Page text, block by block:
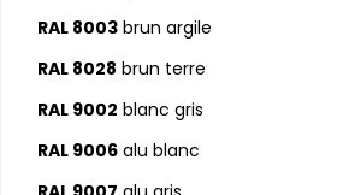
RAL 8003 brun argile
RAL 8028 brun terre
RAL 9002 blanc gris
RAL 9006 alu blanc